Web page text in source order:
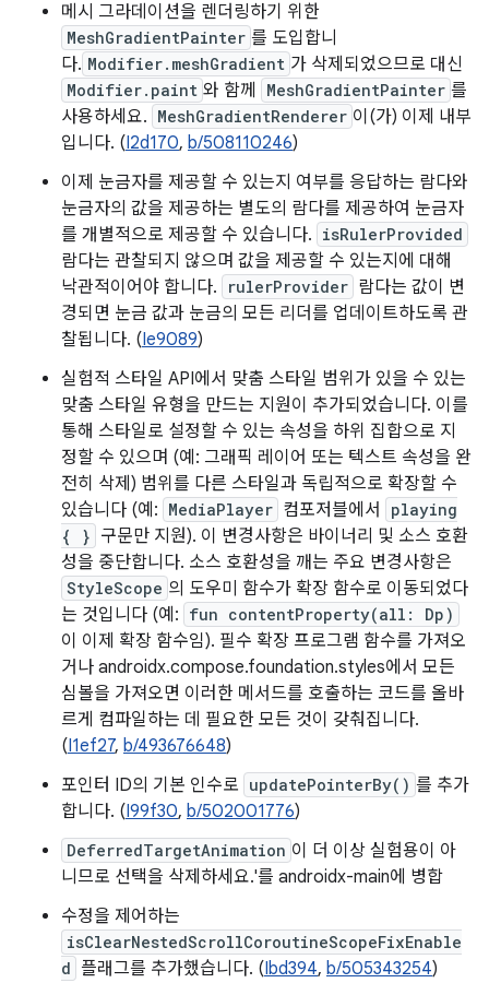
메시 그라데이션을 렌더링하기 위한
MeshGradientPainter 를 도입합니
다. Modifier.meshGradient 가 삭제되었으므로 대신
Modifier.paint 와 함께 MeshGradientPainter 를
사용하세요. MeshGradientRenderer 이(가) 이제 내부
입니다. (I2d170, b/508110246)
이제 눈금자를 제공할 수 있는지 여부를 응답하는 람다와
눈금자의 값을 제공하는 별도의 람다를 제공하여 눈금자
를 개별적으로 제공할 수 있습니다. isRulerProvided
람다는 관찰되지 않으며 값을 제공할 수 있는지에 대해
낙관적이어야 합니다.
rulerProvider 람다는 값이 변
경되면 눈금 값과 눈금의 모든 리더를 업데이트하도록 관
찰됩니다. (Ie9089)
실험적 스타일 API에서 맞춤 스타일 범위가 있을 수 있는
맞춤 스타일 유형을 만드는 지원이 추가되었습니다. 이를
통해 스타일로 설정할 수 있는 속성을 하위 집합으로 지
정할 수 있으며 (예: 그래픽 레이어 또는 텍스트 속성을 완
전히 삭제) 범위를 다른 스타일과 독립적으로 확장할 수
있습니다 (예: MediaPlayer 컴포저블에서
playing
{ } 구문만 지원). 이 변경사항은 바이너리 및 소스 호환
성을 중단합니다. 소스 호환성을 깨는 주요 변경사항은
StyleScope 의 도우미 함수가 확장 함수로 이동되었다
는 것입니다 (예: fun contentProperty(all: Dp)
이 이제 확장 함수임). 필수 확장 프로그램 함수를 가져오
거나 androidx.compose.foundation.styles에서 모든
심볼을 가져오면 이러한 메서드를 호출하는 코드를 올바
르게 컴파일하는 데 필요한 모든 것이 갖춰집니다.
(I1ef27, b/493676648)
포인터 ID의 기본 인수로 updatePointerBy() 를 추가
합니다. (I99f30, b/502001776)
DeferredTargetAnimation 이 더 이상 실험용이 아
니므로 선택을 삭제하세요.'를 androidx-main에 병합
수정을 제어하는
isClearNestedScrollCoroutineScopeFixEnable
d 플래그를 추가했습니다. (Ibd394, b/505343254)